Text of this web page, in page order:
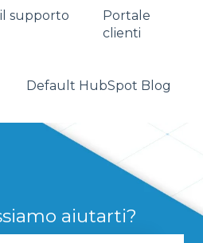
per le traduzioni
supporto
Portale
clienti
Default HubSpot Blog
aiutarti?